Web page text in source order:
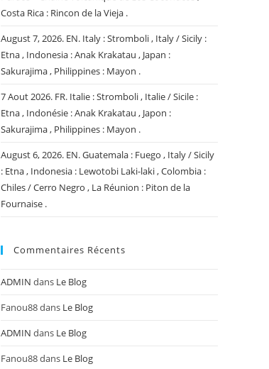
Costa Rica : Rincon de la Vieja .
August 7, 2026. EN. Italy : Stromboli , Italy / Sicily :
Etna , Indonesia : Anak Krakatau , Japan :
Sakurajima , Philippines : Mayon .
7 Aout 2026. FR. Italie : Stromboli , Italie / Sicile :
Etna , Indonésie : Anak Krakatau , Japon :
Sakurajima , Philippines : Mayon .
August 6, 2026. EN. Guatemala : Fuego , Italy / Sicily
: Etna , Indonesia : Lewotobi Laki-laki , Colombia :
Chiles / Cerro Negro , La Réunion : Piton de la
Fournaise .
Commentaires Récents
ADMIN dans Le Blog
Fanou88dans Le Blog
ADMIN dans Le Blog
Fanou88dans Le Blog